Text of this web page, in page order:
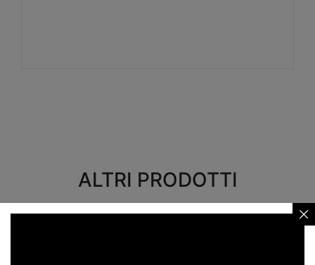
ALTRI PRODOTTI